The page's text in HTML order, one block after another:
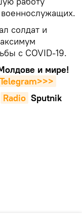
солдат и
с COVID-19.
и мире!
Telegram>>>
Radio Sputnik